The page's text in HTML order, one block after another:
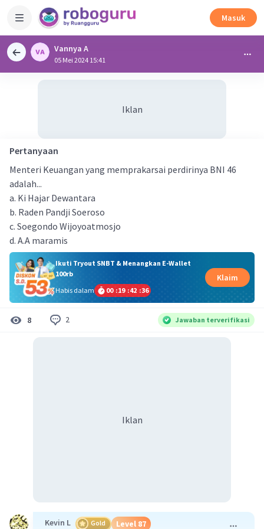
Masuk
Vannya A
05 Mei 2024 15:41
Iklan
Pertanyaan
Menteri Keuangan yang memprakarsai perdirinya BNI 46
adalah...
a. Ki Hajar Dewantara
b. Raden Pandji Soeroso
c. Soegondo Wijoyoatmosjo
d. A.A maramis
Ikuti Tryout SNBT & Menangkan E-Wallet
100rb
Habis dalam
00 :19 :42 :36
Klaim
8 2 Jawaban terverifikasi
Iklan
Kevin L Gold Level 87